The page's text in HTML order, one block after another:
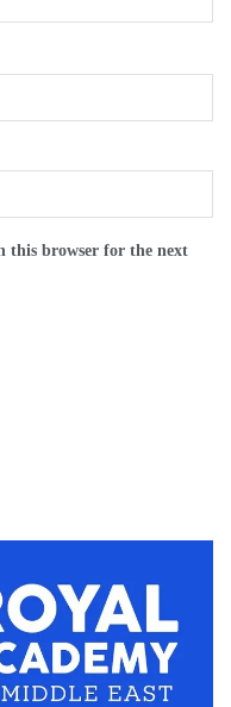
this browser for the next